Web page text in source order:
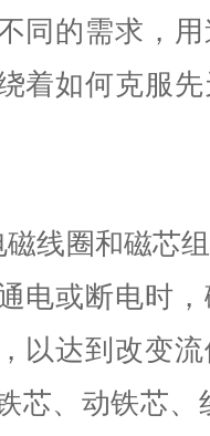
同的需求，
着如何克服
磁线圈和磁芯
电或断电时
以达到改变
芯、动铁芯